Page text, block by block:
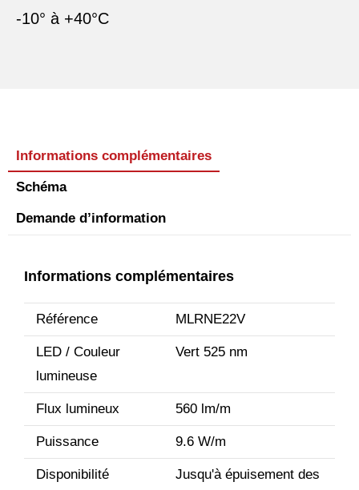
-10° à +40°C
Informations complémentaires
Schéma
Demande d’information
Informations complémentaires
Référence MLRNE22V
LED / Couleur
lumineuse
Vert 525 nm
Flux lumineux 560 lm/m
Puissance 9.6 W/m
Disponibilité
Jusqu'à épuisement des